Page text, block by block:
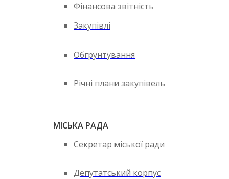
Фінансова звітність
Закупівлі
Обгрунтування
Річні плани закупівель
МІСЬКА РАДА
Секретар міської ради
Депутатський корпус